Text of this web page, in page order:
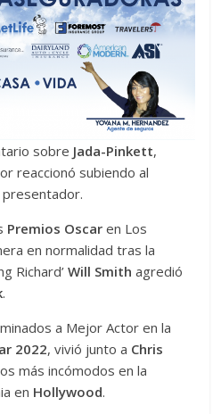
sobre Jada-Pinkett,
reaccionó subiendo al
Premios Oscar en Los
en normalidad tras la
Richard’Will Smith agredió
.
a Mejor Actor en la
2022, vivió junto a Chris
más incómodos en la
en Hollywood.